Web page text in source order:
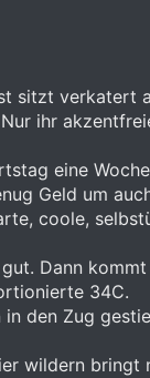
sitzt verkatert
ihr
eine
Geld um
coole,
Dann
34C.
den Zug
wildern bringt